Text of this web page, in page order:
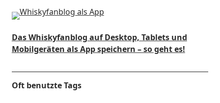
Das Whiskyfanblog auf Desktop, Tablets und
Mobilgeräten als App speichern – so geht es!
Oft benutzte Tags